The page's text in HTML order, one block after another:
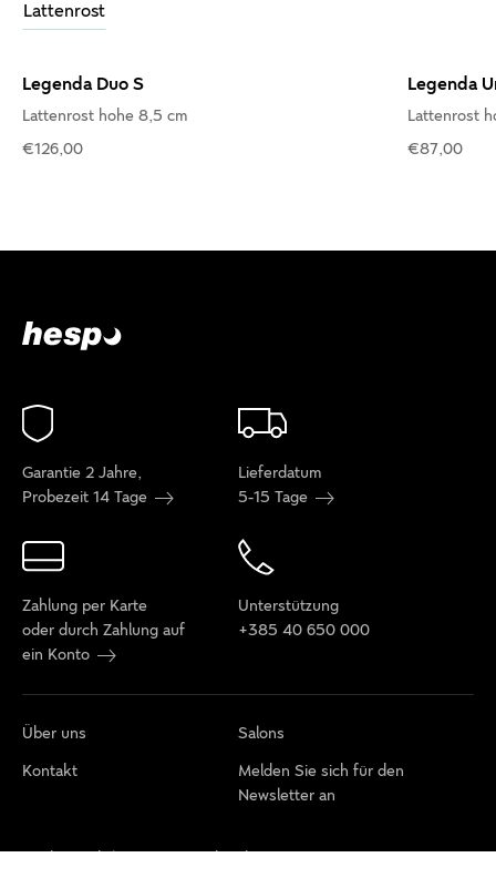
Lattenrost
Legenda Duo S
Lattenrost hohe 8,5 cm
€126,00
Legenda
Lattenrost
€87,00
Garantie 2 Jahre,
Probezeit 14 Tage
Lieferdatum
5-15 Tage
Zahlung per Karte
oder durch Zahlung auf
ein Konto
Unterstützung
+385 40 650 000
Über uns
Salons
Kontakt
Melden Sie sich für den
Newsletter an